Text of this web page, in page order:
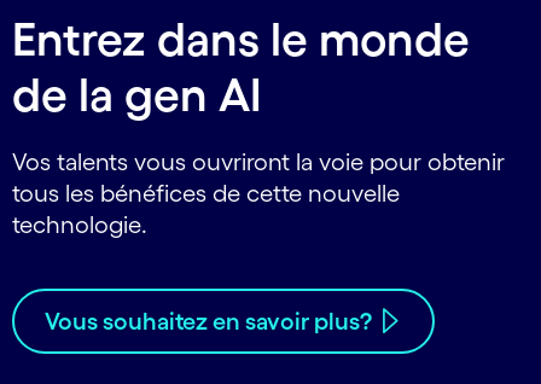
Entrez dans le monde
de la gen AI
Vos talents vous ouvriront la voie pour obtenir
tous les bénéfices de cette nouvelle
technologie.
Vous souhaitez en savoir plus?